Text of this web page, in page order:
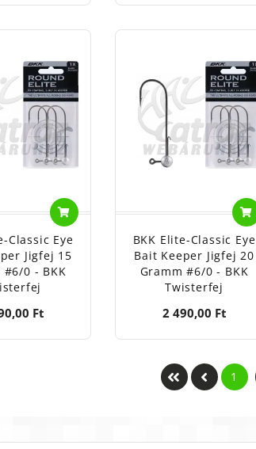
Classic Eye
Jigfej 15
#6/0 - BKK
Ft
BKK Elite-Classic Eye
Bait Keeper Jigfej 20
Gramm #6/0 - BKK
Twisterfej
2 490,00 Ft
1